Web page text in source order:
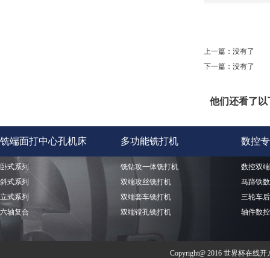
上一篇：没有了
下一篇：没有了
他们还看了以
铣端面打中心孔机床 多功能铣打机 数控
卧式系列
斜式系列
立式系列
六轴复合
铣钻攻一体铣打机
双端攻丝铣打机
双端套车铣打机
双端镗孔铣打机
数控双
马蹄铁
三轮车
轴件数
Copyright@ 2016 世界杯在线